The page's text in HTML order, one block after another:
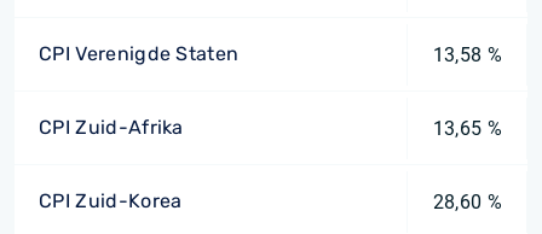
CPI Verenigde Staten 13,58 %
CPI Zuid-Afrika 13,65 %
CPI Zuid-Korea 28,60 %